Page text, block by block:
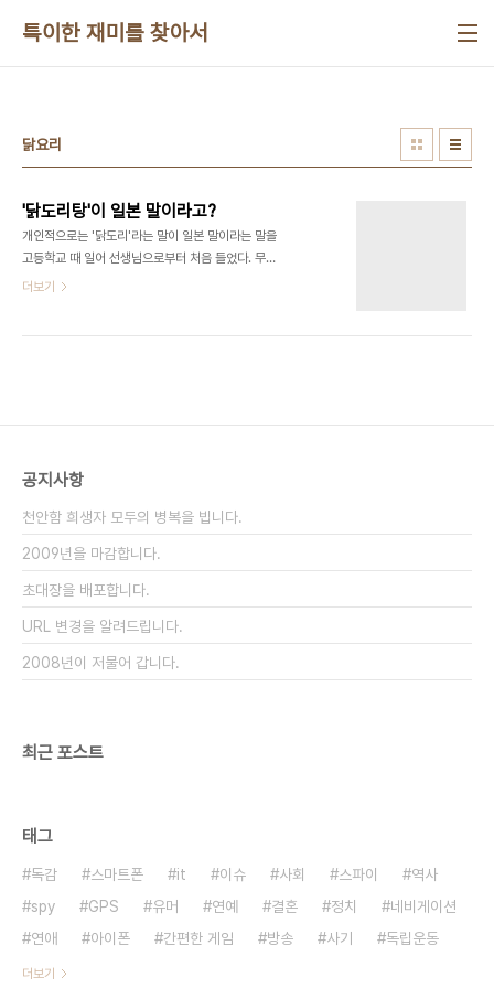
특이한 재미를 찾아서
닭요리
'닭도리탕'이 일본 말이라고?
개인적으로는 '닭도리'라는 말이 일본 말이라는 말을
고등학교 때 일어 선생님으로부터 처음 들었다. 무척
이나 대단한 비밀을 알려주시는 듣이 말을 했지만 속
씀을 하시니 막연하게 상당한 근거가 있겠거니 생각
최근에 '자장면이냐 짜장면'이냐의 논란을 다룬 다큐
멘터..
더보기
공지사항
천안함 희생자 모두의 병복을 빕니다.
2009년을 마감합니다.
초대장을 배포합니다.
URL 변경을 알려드립니다.
2008년이 저물어 갑니다.
최근 포스트
태그
독감 스마트폰 it 이슈 사회 스파이
역사
spy
GPS 유머 연예 결혼 정치
네비게이션
연애
아이폰 간편한 게임 방송 사기 독립운동
더보기